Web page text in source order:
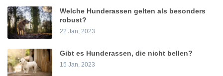
Welche Hunderassen gelten als besonders
robust?
22 Jan, 2023
Gibt es Hunderassen, die nicht bellen?
15 Jan, 2023